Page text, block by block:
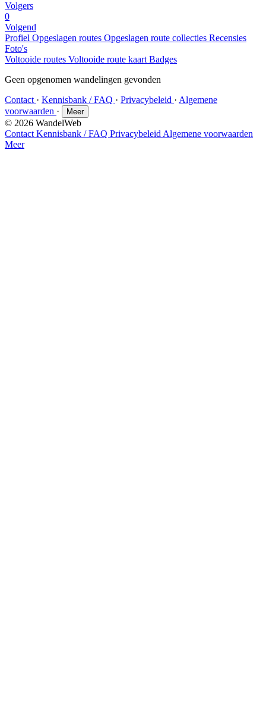
Volgers
0
Volgend
Profiel Opgeslagen routes Opgeslagen route collecties Recensies
Foto's
Voltooide routes Voltooide route kaart Badges
Geen opgenomen wandelingen gevonden
Contact · Kennisbank / FAQ · Privacybeleid · Algemene
voorwaarden · Meer
© 2026 WandelWeb
Contact Kennisbank / FAQ Privacybeleid Algemene voorwaarden
Meer